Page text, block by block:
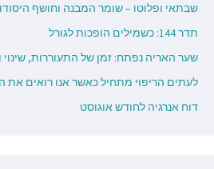
שבתאי ופלוטו – שומר המבנה וחושף
תדר 144: כשמילים הופכות לגורל
שער האריה נפתח: זמן של התעוררות,
לעתים הריפוי מתחיל כאשר אנו רואים את
דוח אנרגיה לחודש אוגוסט